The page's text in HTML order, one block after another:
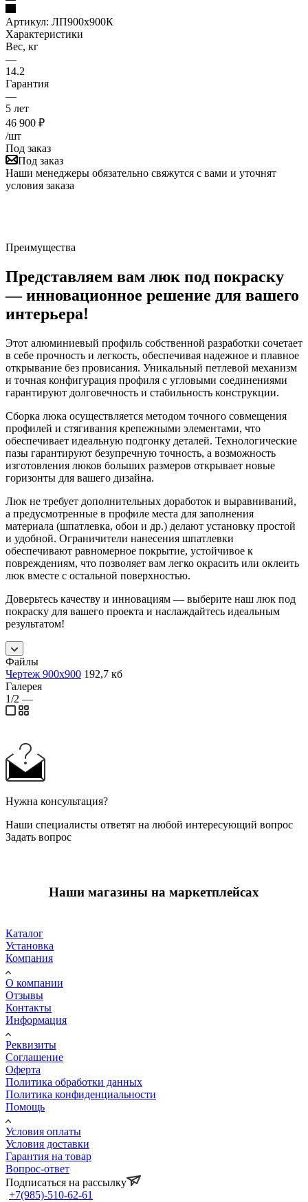
Артикул: ЛП900x900К
Характеристики
Вес, кг
—
14.2
Гарантия
—
5 лет
46 900 ₽
/шт
Под заказ
Под заказ
Наши менеджеры обязательно свяжутся с вами и уточнят
условия заказа
Преимущества
Представляем вам люк под покраску
— инновационное решение для вашего
интерьера!
Этот алюминиевый профиль собственной разработки сочетает
в себе прочность и легкость, обеспечивая надежное и плавное
открывание без провисания. Уникальный петлевой механизм
и точная конфигурация профиля с угловыми соединениями
гарантируют долговечность и стабильность конструкции.
Сборка люка осуществляется методом точного совмещения
профилей и стягивания крепежными элементами, что
обеспечивает идеальную подгонку деталей. Технологические
пазы гарантируют безупречную точность, а возможность
изготовления люков больших размеров открывает новые
горизонты для вашего дизайна.
Люк не требует дополнительных доработок и выравниваний,
а предусмотренные в профиле места для заполнения
материала (шпатлевка, обои и др.) делают установку простой
и удобной. Ограничители нанесения шпатлевки
обеспечивают равномерное покрытие, устойчивое к
повреждениям, что позволяет вам легко окрасить или оклеить
люк вместе с остальной поверхностью.
Доверьтесь качеству и инновациям — выберите наш люк под
покраску для вашего проекта и наслаждайтесь идеальным
результатом!
Файлы
Чертеж 900х900 192,7 кб
Галерея
1/2 —
Нужна консультация?
Наши специалисты ответят на любой интересующий вопрос
Задать вопрос
Наши магазины на маркетплейсах
Каталог
Установка
Компания
О компании
Отзывы
Контакты
Информация
Реквизиты
Соглашение
Оферта
Политика обработки данных
Политика конфиденциальности
Помощь
Условия оплаты
Условия доставки
Гарантия на товар
Вопрос-ответ
Подписаться на рассылку
+7(985)-510-62-61